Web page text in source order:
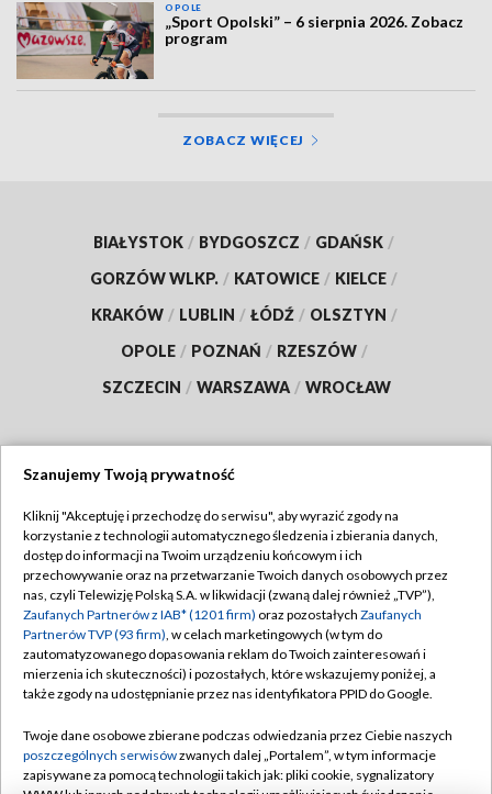
OPOLE
„Sport Opolski” – 6 sierpnia 2026. Zobacz
program
ZOBACZ WIĘCEJ
BIAŁYSTOK / BYDGOSZCZ / GDAŃSK /
GORZÓW WLKP. / KATOWICE / KIELCE /
KRAKÓW / LUBLIN / ŁÓDŹ / OLSZTYN /
OPOLE / POZNAŃ / RZESZÓW /
SZCZECIN / WARSZAWA / WROCŁAW
TVP
Abonament TVP
Emisja w TVP
Centrum informacji TVP
Naziemna Telewizja Cyfrowa
Rada Programowa
System NOS
Regulamin TVP
Polityka prywatności
Moje zgody
Pomoc
Kontakt
Szanujemy Twoją prywatność
Kliknij "Akceptuję i przechodzę do serwisu", aby wyrazić zgody na
korzystanie z technologii automatycznego śledzenia i zbierania danych,
dostęp do informacji na Twoim urządzeniu końcowym i ich
przechowywanie oraz na przetwarzanie Twoich danych osobowych przez
nas, czyli Telewizję Polską S.A. w likwidacji (zwaną dalej również „TVP”),
Zaufanych Partnerów z IAB* (1201 firm) oraz pozostałych Zaufanych
Partnerów TVP (93 firm), w celach marketingowych (w tym do
zautomatyzowanego dopasowania reklam do Twoich zainteresowań i
mierzenia ich skuteczności) i pozostałych, które wskazujemy poniżej, a
także zgody na udostępnianie przez nas identyfikatora PPID do Google.
Twoje dane osobowe zbierane podczas odwiedzania przez Ciebie naszych
poszczególnych serwisówzwanych dalej „Portalem”, w tym informacje
zapisywane za pomocą technologii takich jak: pliki cookie, sygnalizatory